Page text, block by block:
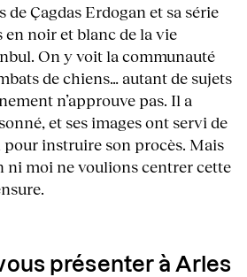
de Çagdas Erdogan et sa série
noir et blanc de la vie
On y voit la communauté
de chiens… autant de sujets
n’approuve pas. Il a
et ses images ont servi de
instruire son procès. Mais
ni moi ne voulions centrer cette
présenter à Arles